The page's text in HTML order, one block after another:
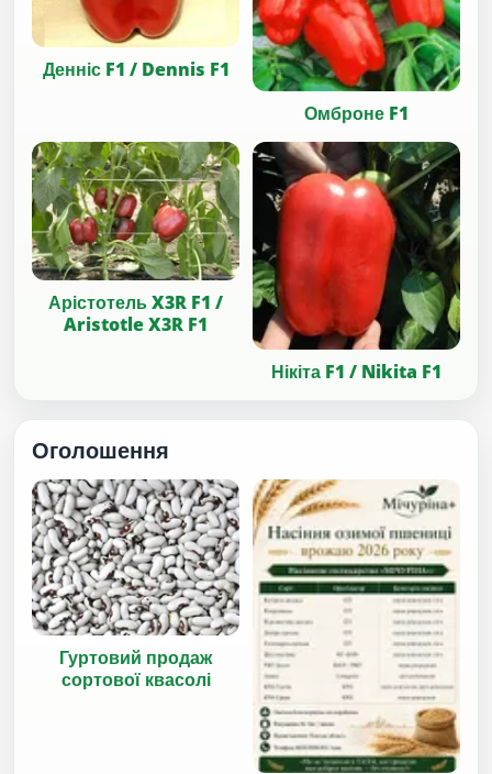
Денніс F1 / Dennis F1
Омброне F1
Арістотель X3R F1 /
Aristotle X3R F1
Нікіта F1 / Nikita F1
Оголошення
Гуртовий продаж
сортової квасолі